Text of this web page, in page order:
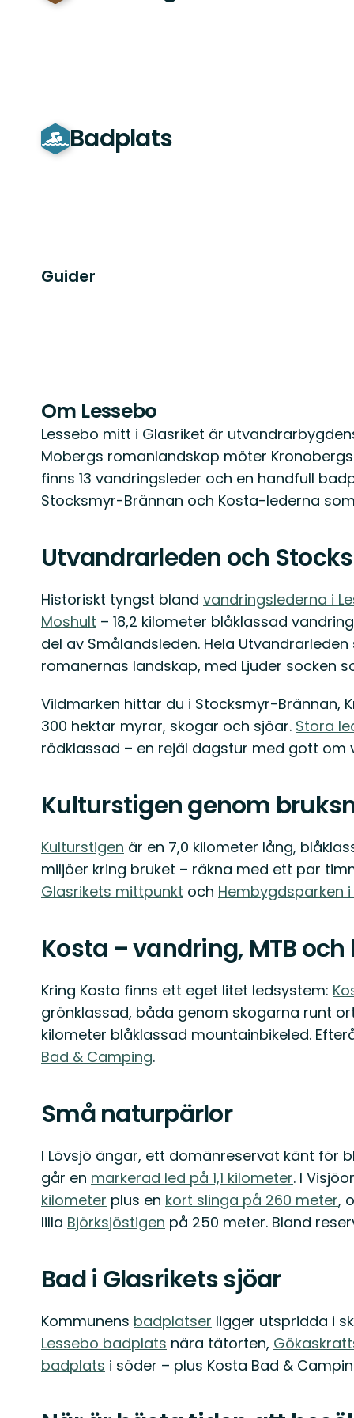
Badplats
Guider
Om Lessebo
Lessebo mitt i Glasriket är
Mobergs romanlandskap möter
finns 13 vandringsleder och en handfull
Stocksmyr-Brännan och Kosta-lederna
Utvandrarleden och
Historiskt tyngst bland vandringslederna i
Moshult – 18,2 kilometer blåklassad
del av Smålandsleden. Hela
romanernas landskap, med Ljuder socken
Vildmarken hittar du i Stocksmyr-Brännan,
300 hektar myrar, skogar och sjöar. Stora
rödklassad – en rejäl dagstur med gott om
Kulturstigen genom
Kulturstigen är en 7,0 kilometer lång,
miljöer kring bruket – räkna med ett par
Glasrikets mittpunkt och Hembygdsparken
Kosta – vandring, MTB och
Kring Kosta finns ett eget litet ledsystem:
grönklassad, båda genom skogarna runt
kilometer blåklassad mountainbikeled.
Bad & Camping.
Små naturpärlor
I Lövsjö ängar, ett domänreservat känt för
går en markerad led på 1,1 kilometer. I
kilometer plus en kort slinga på 260 meter,
lilla Björksjöstigen på 250 meter. Bland
Bad i Glasrikets sjöar
Kommunens badplatser ligger utspridda i
Lessebo badplats nära tätorten,
badplats i söder – plus Kosta Bad &